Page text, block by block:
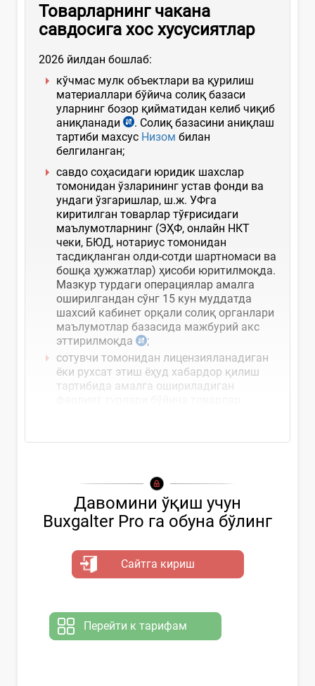
Товарларнинг чакана
савдосига хос хусусиятлар
2026 йилдан бошлаб:
кўчмас мулк объектлари ва қурилиш
материаллари бўйича солиқ базаси
уларнинг бозор қийматидан келиб чиқиб
аниқланади
. Солиқ базасини аниқлаш
тартиби махсус Низом билан
белгиланган;
савдо соҳасидаги юридик шахслар
томонидан ўзларининг устав фонди ва
ундаги ўзгаришлар, ш.ж. УФга
киритилган товарлар тўғрисидаги
маълумотларнинг (ЭҲФ, онлайн НКТ
чеки, БЮД, нотариус томонидан
тасдиқланган олди-сотди шартномаси ва
бошқа ҳужжатлар) ҳисоби юритилмоқда.
Мазкур турдаги операциялар амалга
оширилгандан сўнг 15 кун муддатда
шахсий кабинет орқали солиқ органлари
маълумотлар базасида мажбурий акс
эттирилмоқда
;
сотувчи томонидан лицензияланадиган
ёки рухсат этиш ёҳуд хабардор қилиш
тартибида амалга ошириладиган
Давомини ўқиш учун
Buxgalter Pro га обуна бўлинг
Сайтга кириш
Перейти к тарифам